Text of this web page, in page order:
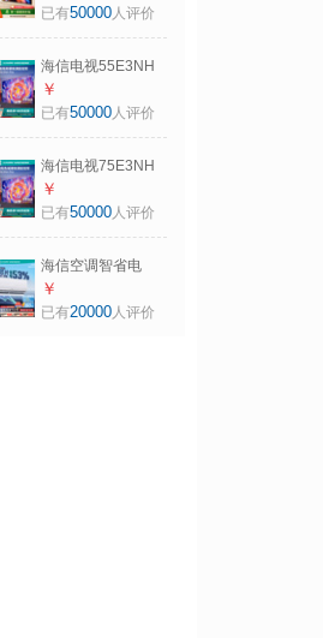
刷 2+32G 智慧屏
平板电视机75V1Q-
R
已有50000人评价
海信电视55E3NH
Pro 55英寸 144Hz
高刷 杜比全景声 智
￥
已有50000人评价
海信电视75E3NH
Pro 75英寸 264Hz
高刷 高色域 2.2重
￥
已有50000人评价
海信空调智省电
ultra大薄荷大1.5匹
一级冷暖挂机外机
￥
已有20000人评价